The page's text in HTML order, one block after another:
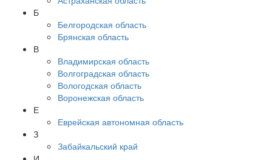
Б
Белгородская область
Брянская область
В
Владимирская область
Волгоградская область
Вологодская область
Воронежская область
Е
Еврейская автономная область
З
Забайкальский край